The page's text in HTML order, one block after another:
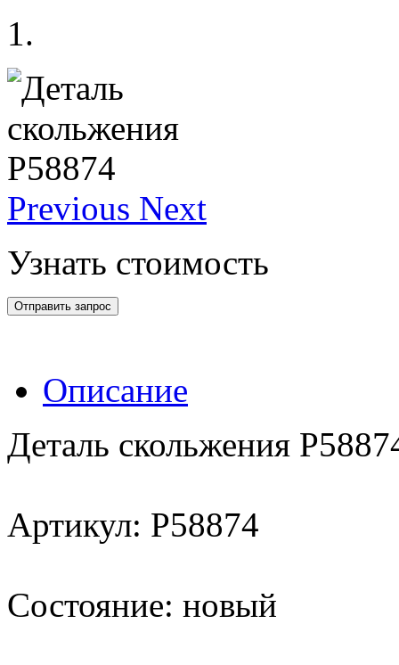
Previous Next
Узнать стоимость
Отправить запрос
Описание
Деталь скольжения
Артикул: Р58874
Состояние: новый